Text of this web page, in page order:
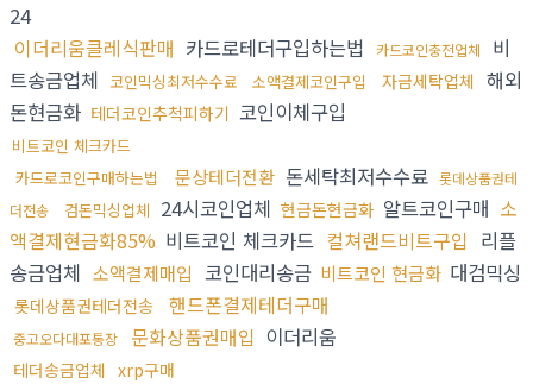
24
이더리움클레식판매 카드로테더구입하는법 카드코인충전업체
비
트송금업체 코인믹싱최저수수료 소액결제코인구입 자금세탁업체 해외
돈현금화 테더코인추척피하기 코인이체구입
비트코인 체크카드
카드로코인구매하는법
문상테더전환 돈세탁최저수수료 롯데상품권테
더전송
검돈믹싱업체 24시코인업체 현금돈현금화 알트코인구매 소
액결제현금화85% 비트코인 체크카드 컬쳐랜드비트구입 리플
송금업체 소액결제매입 코인대리송금 비트코인 현금화 대검믹싱
롯데상품권테더전송 핸드폰결제테더구매
중고오다대포통장 문화상품권매입 이더리움
테더송금업체 xrp구매